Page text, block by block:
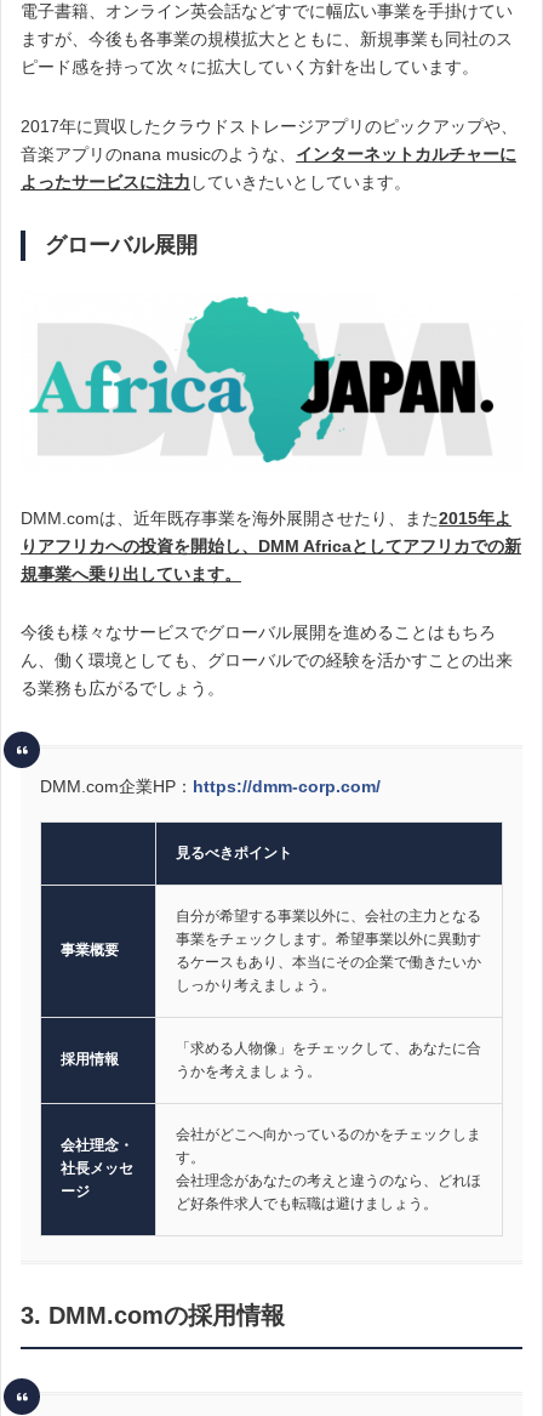
電子書籍、オンライン英会話などすでに幅広い事業を手掛けてい
ますが、今後も各事業の規模拡大とともに、新規事業も同社のス
ピード感を持って次々に拡大していく方針を出しています。
2017年に買収したクラウドストレージアプリのピックアップや、
音楽アプリのnana musicのような、 インターネットカルチャーに
よったサービスに注力 していきたいとしています。
グローバル展開
DMM.comは、近年既存事業を海外展開させたり、また2015年よ
りアフリカへの投資を開始し、DMM Africaとしてアフリカでの新
規事業へ乗り出しています。
今後も様々なサービスでグローバル展開を進めることはもちろ
ん、働く環境としても、グローバルでの経験を活かすことの出来
る業務も広がるでしょう。
DMM.com企業HP： https://dmm-corp.com/
見るべきポイント
事業概要
自分が希望する事業以外に、会社の主力となる
事業をチェックします。希望事業以外に異動す
るケースもあり、本当にその企業で働きたいか
しっかり考えましょう。
採用情報
「求める人物像」をチェックして、あなたに合
うかを考えましょう。
会社理念・
社長メッセ
ージ
会社がどこへ向かっているのかをチェックしま
す。
会社理念があなたの考えと違うのなら、どれほ
ど好条件求人でも転職は避けましょう。
3. DMM.comの採用情報